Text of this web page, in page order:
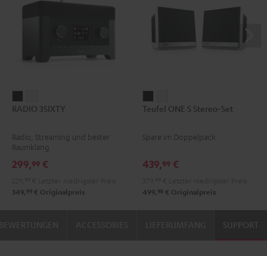
3SIXTY3SIXTY
RADIO 3SIXTY
Radio, Streaming und bester
Raumklang
299,99 €
349, 99 € Originalpreis
ONE
Stereo-
Schwarz
ONE
Stereo-
Weiß
Teufel ONE S Stereo-Set
Spare im Doppelpack
439,99 €
499, 98 € Originalpreis
SUPPORT